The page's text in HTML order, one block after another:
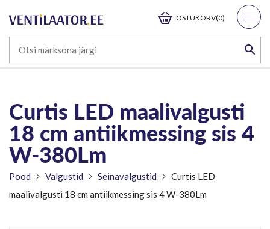
OSTUKORV(0)
Curtis LED maalivalgusti
18 cm antiikmessing sis 4
W-380Lm
Pood Valgustid Seinavalgustid
Curtis LED
maalivalgusti 18 cm antiikmessing sis 4 W-380Lm